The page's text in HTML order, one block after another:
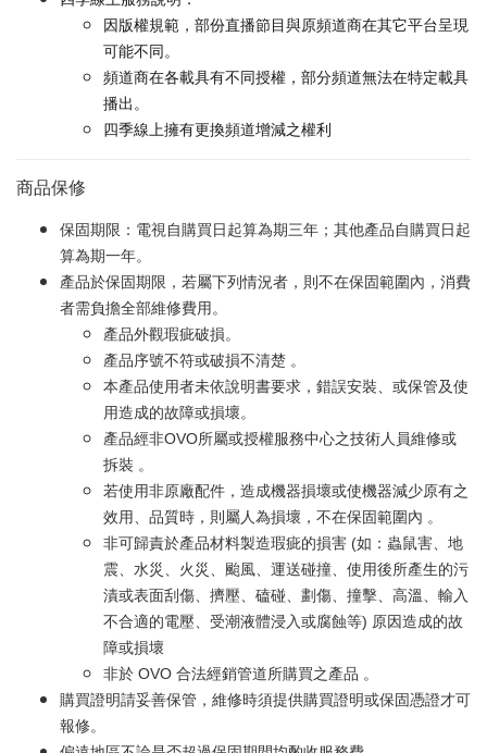
因版權規範，部份直播節目與原頻道商在其它平台呈現
可能不同。
頻道商在各載具有不同授權，部分頻道無法在特定載具
播出。
四季線上擁有更換頻道增減之權利
商品保修
保固期限：電視自購買日起算為期三年；其他產品自購買日起
算為期一年。
產品於保固期限，若屬下列情況者，則不在保固範圍內，消費
者需負擔全部維修費用。
產品外觀瑕疵破損。
產品序號不符或破損不清楚 。
本產品使用者未依說明書要求，錯誤安裝、或保管及使
用造成的故障或損壞。
產品經非OVO所屬或授權服務中心之技術人員維修或
拆裝 。
若使用非原廠配件，造成機器損壞或使機器減少原有之
效用、品質時，則屬人為損壞，不在保固範圍內 。
非可歸責於產品材料製造瑕疵的損害 (如：蟲鼠害、地
震、水災、火災、颱風、運送碰撞、使用後所產生的污
漬或表面刮傷、擠壓、磕碰、劃傷、撞擊、高溫、輸入
不合適的電壓、受潮液體浸入或腐蝕等) 原因造成的故
障或損壞
非於 OVO 合法經銷管道所購買之產品 。
購買證明請妥善保管，維修時須提供購買證明或保固憑證才可
報修。